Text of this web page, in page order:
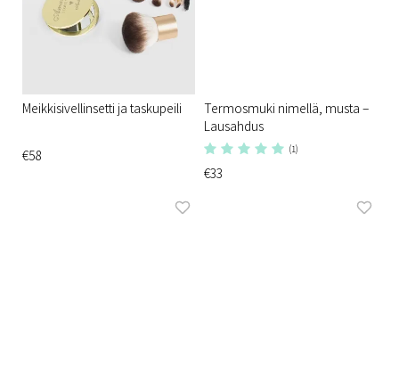
Meikkisivellinsetti ja taskupeili
€58
Termosmuki nimellä, musta –
Lausahdus
(1)
€33